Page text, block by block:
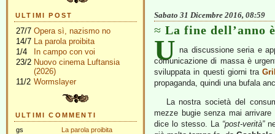
ULTIMI POST
27/7 Opera sì, nazismo no
14/7 La parola proibita
1/4
In campo con voi
23/2 Nuovo cinema Luftansia
(2026)
11/2 Wormslayer
ULTIMI COMMENTI
gs
La parola proibita
Sabato 31 Dicembre 2016, 08:59
La fine dell’anno
U na discussione seria e
comunicazione di massa è
sviluppata in questi giorni tra
propaganda, quindi una bufala
La nostra società del
mezze bugie senza mai
dice lo stesso. La “post-verità”